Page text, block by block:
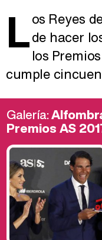
Los Reyes
de hacer
los
cumple
Galería:
Premios AS